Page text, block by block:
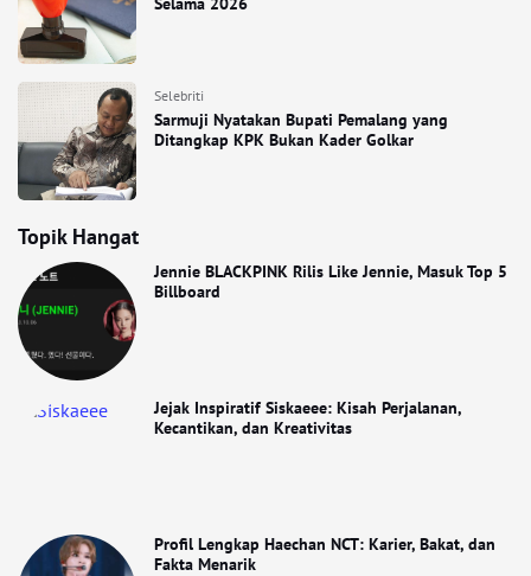
Selebriti
Sarmuji Nyatakan Bupati Pemalang yang
Ditangkap KPK Bukan Kader Golkar
Topik Hangat
Jennie BLACKPINK Rilis Like Jennie, Masuk Top 5
Billboard
Jejak Inspiratif Siskaeee: Kisah Perjalanan,
Kecantikan, dan Kreativitas
Profil Lengkap Haechan NCT: Karier, Bakat, dan
Fakta Menarik